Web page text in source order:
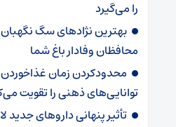
را می‌گیرد
بهترین نژادهای سگ نگهبان
محافظان وفادار باغ شما
توانایی‌های ذهنی را تقویت
تأثیر پنهانی داروهای